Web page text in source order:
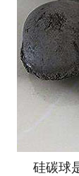
硅碳球是